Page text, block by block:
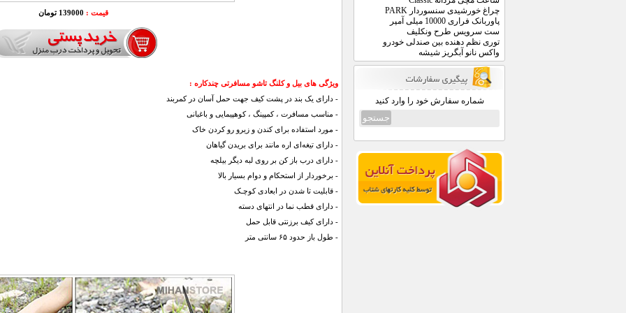
چراغ خورشیدی سنسوردار PARK
پاوربانک فراری 10000 میلی آمپر
ست سرویس طرح ونکلیف
توری نظم دهنده بین صندلی خودرو
واکس نانو آبگریز شیشه
شماره سفارش خود را وارد کنید
قیمت : 139000 تومان
ویژگی های بیل و کلنگ تاشو مسافرتی چندکاره :
- دارای یک بند در پشت کیف جهت حمل آسان در کمربند
- مناسب مسافرت ، کمپینگ ، کوهپیمایی و باغبانی
- مورد استفاده برای کندن و زیرو رو کردن خاک
- دارای تیغه‌ای اره مانند برای بریدن گیاهان
- دارای درب باز کن بر روی لبه دیگر بیلچه
- برخوردار از استحکام و دوام بسیار بالا
- قابلیت تا شدن در ابعادی کوچـک
- دارای قطب نما در انتهای دسته
- دارای کیف برزنتی قابل حمل
- طول باز حدود ۶۵ سانتی متر